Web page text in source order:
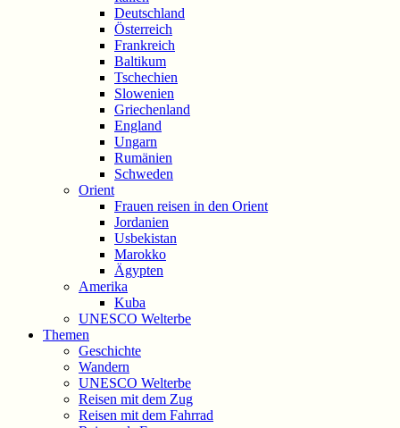
Deutschland
Österreich
Frankreich
Baltikum
Tschechien
Slowenien
Griechenland
England
Ungarn
Rumänien
Schweden
Orient
Frauen reisen in den Orient
Jordanien
Usbekistan
Marokko
Ägypten
Amerika
Kuba
UNESCO Welterbe
Themen
Geschichte
Wandern
UNESCO Welterbe
Reisen mit dem Zug
Reisen mit dem Fahrrad